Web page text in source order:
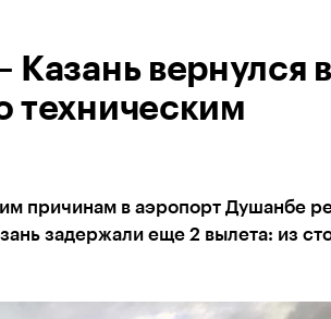
Казань вернулся в
техническим
причинам в аэропорт Душанбе
задержали еще 2 вылета: из